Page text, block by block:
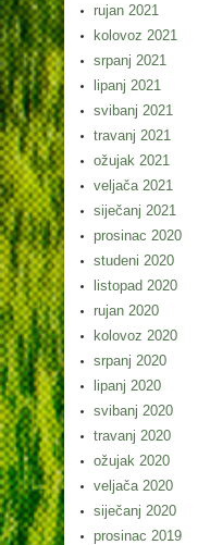
rujan 2021
kolovoz 2021
srpanj 2021
lipanj 2021
svibanj 2021
travanj 2021
ožujak 2021
veljača 2021
siječanj 2021
prosinac 2020
studeni 2020
listopad 2020
rujan 2020
kolovoz 2020
srpanj 2020
lipanj 2020
svibanj 2020
travanj 2020
ožujak 2020
veljača 2020
siječanj 2020
prosinac 2019